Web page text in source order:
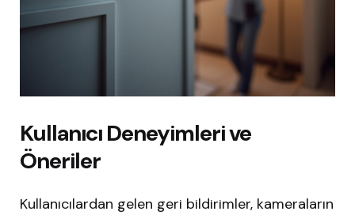
Kullanıcı Deneyimleri ve
Öneriler
Kullanıcılardan gelen geri bildirimler, kameraların